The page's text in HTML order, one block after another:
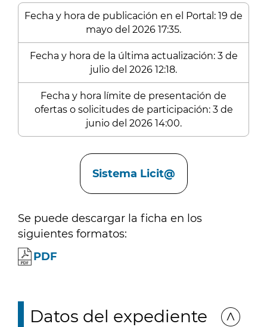
Fecha y hora de publicación en el Portal: 19 de
mayo del 2026 17:35.
Fecha y hora de la última actualización: 3 de
julio del 2026 12:18.
Fecha y hora límite de presentación de
ofertas o solicitudes de participación: 3 de
junio del 2026 14:00.
Sistema Licit@
Se puede descargar la ficha en los
siguientes formatos:
PDF
Datos del expediente